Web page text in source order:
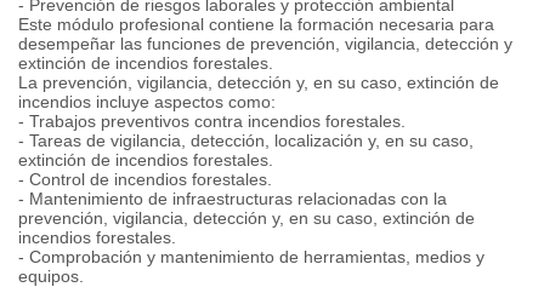
- Prevención de riesgos laborales y protección ambiental
Este módulo profesional contiene la formación necesaria para
desempeñar las funciones de prevención, vigilancia, detección y
extinción de incendios forestales.
La prevención, vigilancia, detección y, en su caso, extinción de
incendios incluye aspectos como:
- Trabajos preventivos contra incendios forestales.
- Tareas de vigilancia, detección, localización y, en su caso,
extinción de incendios forestales.
- Control de incendios forestales.
- Mantenimiento de infraestructuras relacionadas con la
prevención, vigilancia, detección y, en su caso, extinción de
incendios forestales.
- Comprobación y mantenimiento de herramientas, medios y
equipos.